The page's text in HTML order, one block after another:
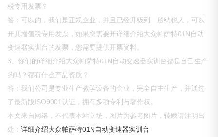
税专用发票？
答：可以的，我们是正规企业，并且已经升级到一般纳税人，可以
开具增值税专用发票，如果您需要开详细介绍大众帕萨特01N自动
变速器实训台的发票，您需要提供开票资料。
3、你们的详细介绍大众帕萨特01N自动变速器实训台都是自己生产
的吗？都有什么产品资质？
答：我们公司是专业生产教学设备的企业，完全自主生产，并通过
了最新版ISO9001认证，拥有多项专利与著作权。
本文来自网络，不代表本站立场，图片为参考图片，转载请注明出
处：详细介绍大众帕萨特01N自动变速器实训台